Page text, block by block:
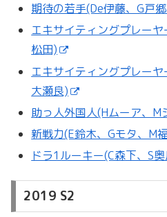
期待の若手(De伊藤、G戸
エキサイティングプレー
松田)
エキサイティングプレー
大瀬良)
助っ人外国人(Hムーア、
新戦力(E鈴木、Gモタ、M
ドラ1ルーキー(C森下、S
2019 S2